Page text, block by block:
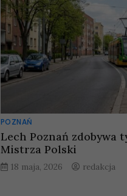
POZNAŃ
Lech Poznań zdobywa
Mistrza Polski
18 maja, 2026 redakcja